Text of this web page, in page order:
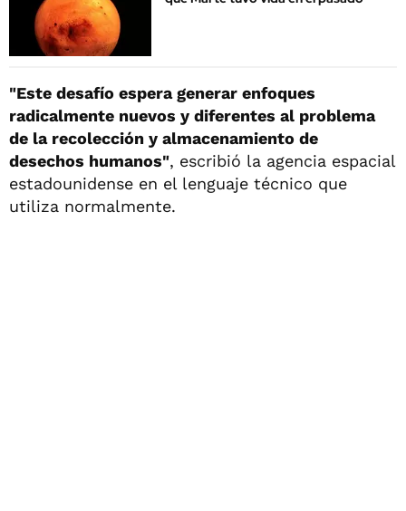
"Este desafío espera generar enfoques
radicalmente nuevos y diferentes al problema
de la recolección y almacenamiento de
desechos humanos", escribió la agencia espacial
estadounidense en el lenguaje técnico que
utiliza normalmente.